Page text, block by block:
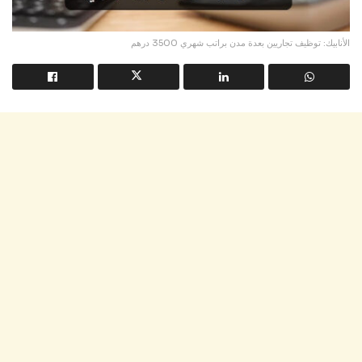
الأنابيك: توظيف تجاريين بعدة مدن براتب شهري 3500 درهم